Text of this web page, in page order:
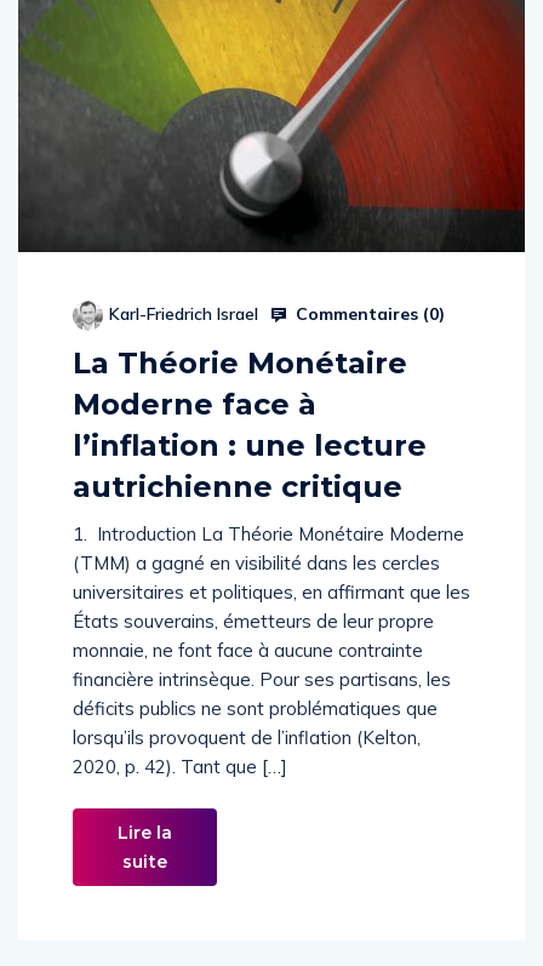
Karl-Friedrich Israel Commentaires (0)
La Théorie Monétaire
Moderne face à
l’inflation : une lecture
autrichienne critique
1. Introduction La Théorie Monétaire Moderne
(TMM) a gagné en visibilité dans les cercles
universitaires et politiques, en affirmant que les
États souverains, émetteurs de leur propre
monnaie, ne font face à aucune contrainte
financière intrinsèque. Pour ses partisans, les
déficits publics ne sont problématiques que
lorsqu’ils provoquent de l’inflation (Kelton,
2020, p. 42). Tant que […]
Lire la
suite